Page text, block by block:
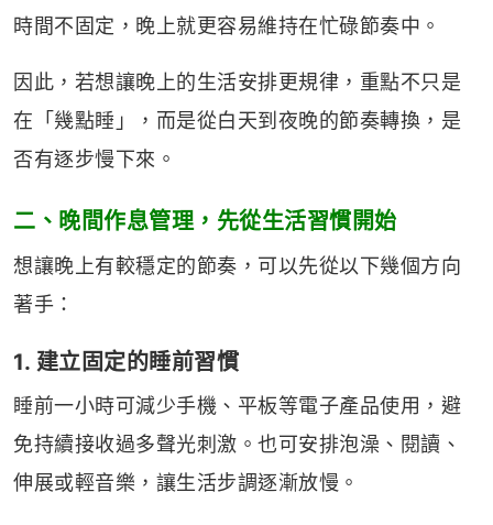
時間不固定，晚上就更容易維持在忙碌節奏中。
因此，若想讓晚上的生活安排更規律，重點不只是
在「幾點睡」，而是從白天到夜晚的節奏轉換，是
否有逐步慢下來。
二、晚間作息管理，先從生活習慣開始
想讓晚上有較穩定的節奏，可以先從以下幾個方向
著手：
1. 建立固定的睡前習慣
睡前一小時可減少手機、平板等電子產品使用，避
免持續接收過多聲光刺激。也可安排泡澡、閱讀、
伸展或輕音樂，讓生活步調逐漸放慢。